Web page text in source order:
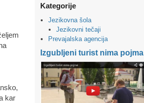
kar
Kategorije
Jezikovna šola
Jezikovni tečaji
Prevajalska agencija
Izgubljeni turist nima pojma